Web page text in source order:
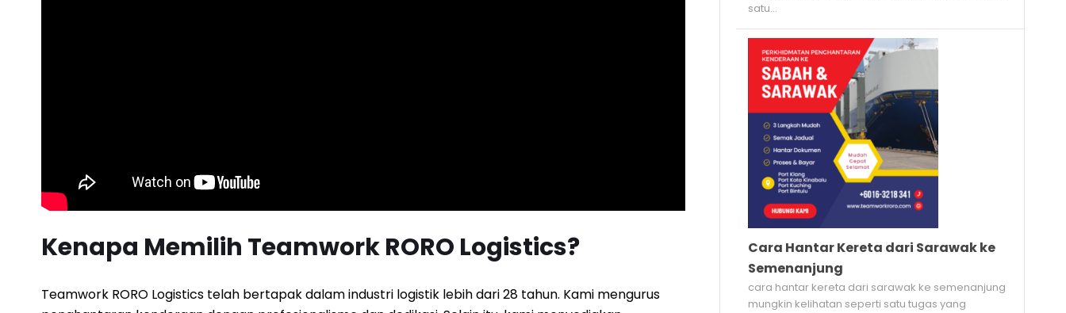
Kenapa Memilih Teamwork RORO Logistics?
Teamwork RORO Logistics telah bertapak dalam industri logistik lebih dari 28 tahun. Kami mengurus
satu...
Cara Hantar Kereta dari Sarawak ke
Semenanjung
cara hantar kereta dari sarawak ke semenanjung
mungkin kelihatan seperti satu tugas yang